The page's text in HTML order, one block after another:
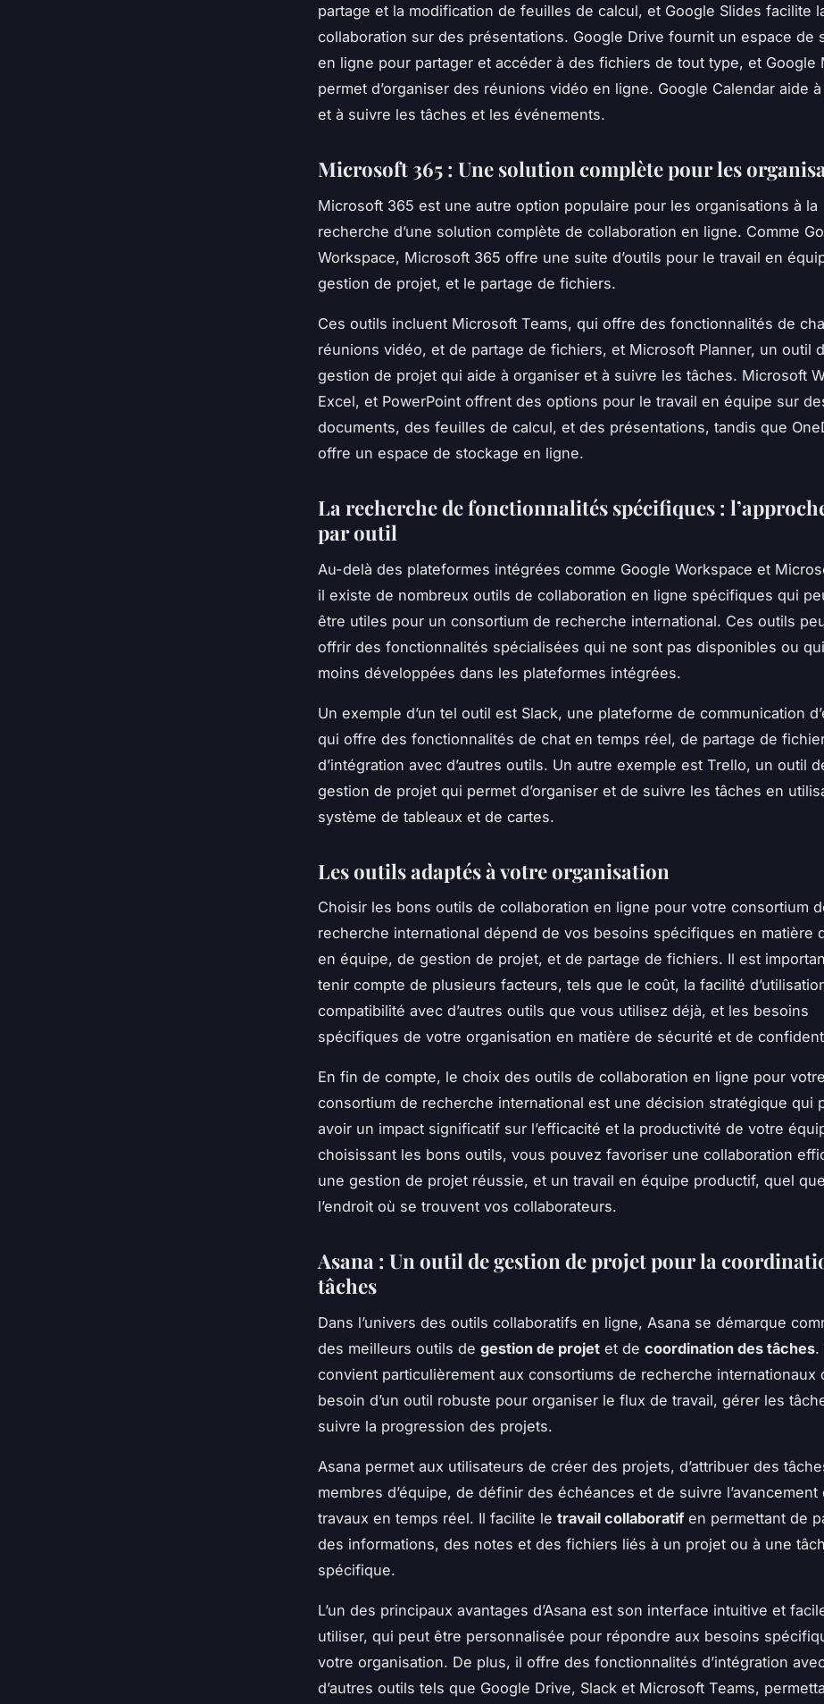
partage et la modification de feuilles de calcul, et Google Slides facilite
collaboration sur des présentations. Google Drive fournit un espace de
en ligne pour partager et accéder à des fichiers de tout type, et Google
permet d’organiser des réunions vidéo en ligne. Google Calendar aide
et à suivre les tâches et les événements.
Microsoft 365 : Une solution complète pour les
Microsoft 365 est une autre option populaire pour les organisations à la
recherche d’une solution complète de collaboration en ligne. Comme
Workspace, Microsoft 365 offre une suite d’outils pour le travail en
gestion de projet, et le partage de fichiers.
Ces outils incluent Microsoft Teams, qui offre des fonctionnalités de
réunions vidéo, et de partage de fichiers, et Microsoft Planner, un outil
gestion de projet qui aide à organiser et à suivre les tâches. Microsoft
Excel, et PowerPoint offrent des options pour le travail en équipe sur
documents, des feuilles de calcul, et des présentations, tandis que
offre un espace de stockage en ligne.
La recherche de fonctionnalités spécifiques :
par outil
Au-delà des plateformes intégrées comme Google Workspace et
il existe de nombreux outils de collaboration en ligne spécifiques qui
être utiles pour un consortium de recherche international. Ces outils
offrir des fonctionnalités spécialisées qui ne sont pas disponibles ou
moins développées dans les plateformes intégrées.
Un exemple d’un tel outil est Slack, une plateforme de communication
qui offre des fonctionnalités de chat en temps réel, de partage de
d’intégration avec d’autres outils. Un autre exemple est Trello, un outil
gestion de projet qui permet d’organiser et de suivre les tâches en
système de tableaux et de cartes.
Les outils adaptés à votre organisation
Choisir les bons outils de collaboration en ligne pour votre consortium
recherche international dépend de vos besoins spécifiques en matière
en équipe, de gestion de projet, et de partage de fichiers. Il est
tenir compte de plusieurs facteurs, tels que le coût, la facilité
compatibilité avec d’autres outils que vous utilisez déjà, et les besoins
spécifiques de votre organisation en matière de sécurité et de
En fin de compte, le choix des outils de collaboration en ligne pour votre
consortium de recherche international est une décision stratégique qui
avoir un impact significatif sur l’efficacité et la productivité de votre
choisissant les bons outils, vous pouvez favoriser une collaboration
une gestion de projet réussie, et un travail en équipe productif, quel
l’endroit où se trouvent vos collaborateurs.
Asana : Un outil de gestion de projet pour la
tâches
Dans l’univers des outils collaboratifs en ligne, Asana se démarque
des meilleurs outils de gestion de projet et de coordination des tâches.
convient particulièrement aux consortiums de recherche internationaux
besoin d’un outil robuste pour organiser le flux de travail, gérer les
suivre la progression des projets.
Asana permet aux utilisateurs de créer des projets, d’attribuer des
membres d’équipe, de définir des échéances et de suivre l’avancement
travaux en temps réel. Il facilite le travail collaboratifen permettant de
des informations, des notes et des fichiers liés à un projet ou à une
spécifique.
L’un des principaux avantages d’Asana est son interface intuitive et
utiliser, qui peut être personnalisée pour répondre aux besoins
votre organisation. De plus, il offre des fonctionnalités d’intégration
d’autres outils tels que Google Drive, Slack et Microsoft Teams,